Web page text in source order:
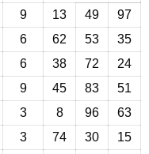
9 13 49
97
6 62 53 35
6 38 72
24
9 45 83 51
3 8 96
63
3 74 30 15